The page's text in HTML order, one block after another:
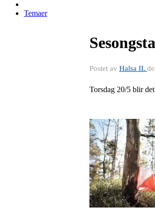
Temaer
Postet av Halsa IL
Torsdag 20/5 blir